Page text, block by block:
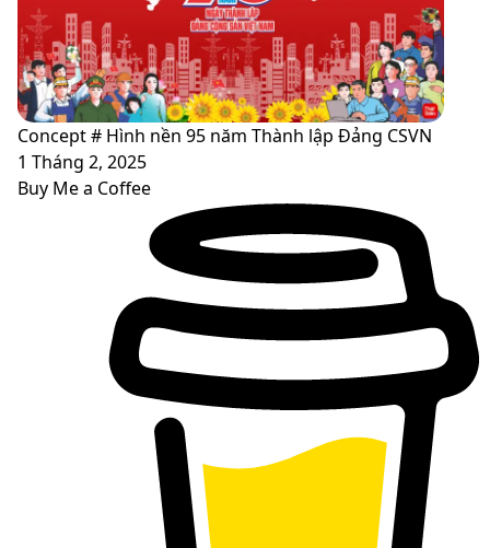
Concept # Hình nền 95 năm Thành lập Đảng CSVN
1 Tháng 2, 2025
Buy Me a Coffee